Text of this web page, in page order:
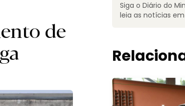
de
Siga o Diário do
leia as notícias